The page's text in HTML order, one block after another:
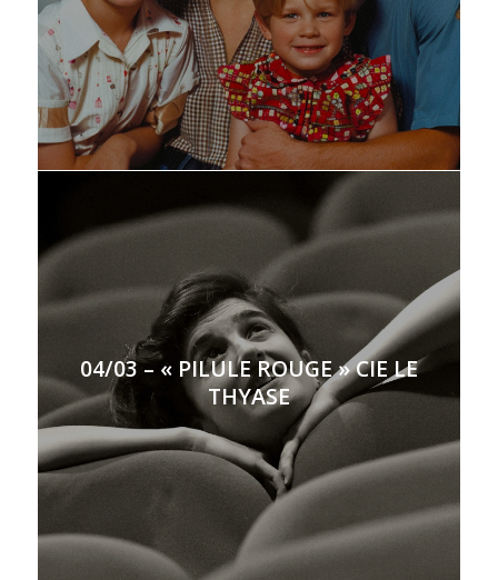
04/03 – « PILULE ROUGE » CIE LE
THYASE